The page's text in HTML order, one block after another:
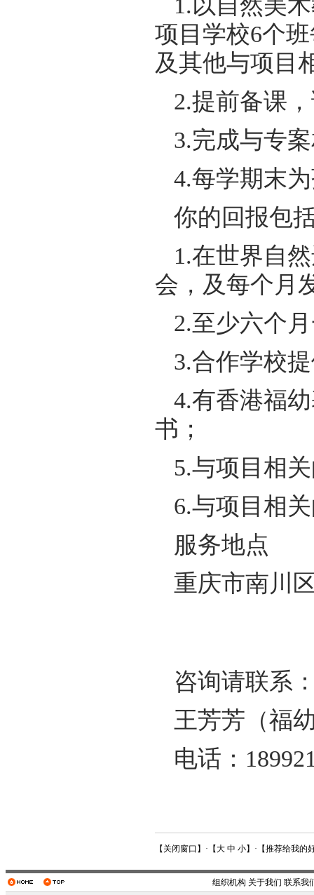
1.以自然美
项目学校6个
及其他与项目
2.提前备课
3.完成与专
4.每学期末
你的回报包
1.在世界自
会，及每个月
2.至少六个
3.合作学校
4.有香港福
书；
5.与项目相
6.与项目相
服务地点
重庆市南川
咨询请联系
王芳芳（福
电话：
【 关闭窗口 】·【大 中 小】·【推荐给我的
组织机构 关于我们 联系我